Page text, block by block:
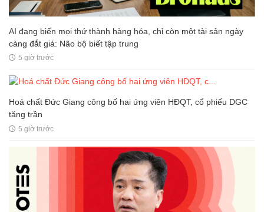
AI đang biến mọi thứ thành hàng hóa, chỉ còn một tài sản ngày
càng đắt giá: Não bộ biết tập trung
5 giờ trước
Hoá chất Đức Giang công bố hai ứng viên HĐQT, cổ phiếu DGC
tăng trần
5 giờ trước